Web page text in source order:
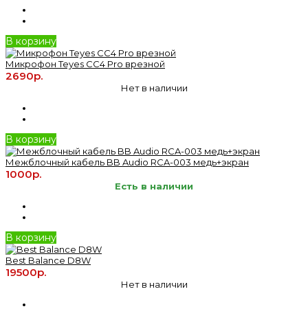
В корзину
Микрофон Teyes CC4 Pro врезной
2690р.
Нет в наличии
В корзину
Межблочный кабель BB Audio RCA-003 медь+экран
1000р.
Есть в наличии
В корзину
Best Balance D8W
19500р.
Нет в наличии